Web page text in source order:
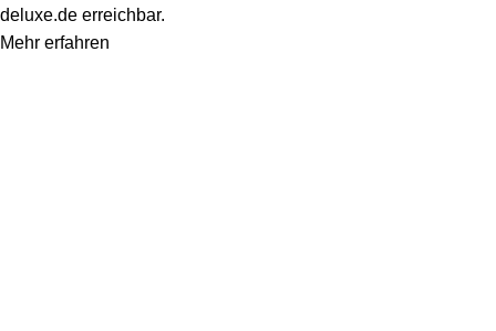
deluxe.de erreichbar.
Mehr erfahren